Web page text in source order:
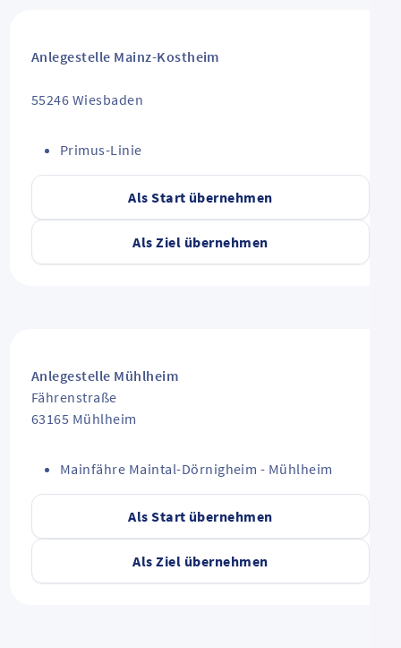
Als Start übernehmen
Als Ziel übernehmen
Anlegestelle Mainz-Kostheim
55246 Wiesbaden
Primus-Linie
Als Start übernehmen
Als Ziel übernehmen
Anlegestelle Mühlheim
Fährenstraße
63165 Mühlheim
Mainfähre Maintal-Dörnigheim - Mühlheim